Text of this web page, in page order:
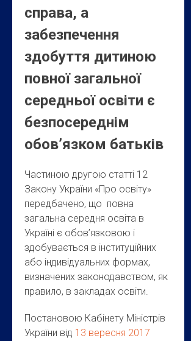
справа, а
забезпечення
здобуття дитиною
повної загальної
середньої освіти є
безпосереднім
обов’язком батьків
Частиною другою статті 12
Закону України «Про освіту»
передбачено, що повна
загальна середня освіта в
Україні є обов’язковою і
здобувається в інституційних
або індивідуальних формах,
визначених законодавством, як
правило, в закладах освіти.
Постановою Кабінету Міністрів
України від 13 вересня 2017